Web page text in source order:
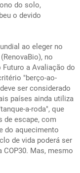
do solo,
o devido
ao eleger no
no
Futuro a Avaliação do
"berço-ao-
ser considerado
países ainda utiliza
a-roda", que
de escape, com
do aquecimento
de vida poderá ser
COP30. Mas, mesmo